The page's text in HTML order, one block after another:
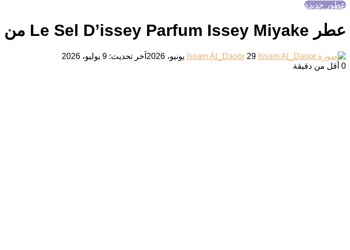
عطور جديدة
عطر Le Sel D’issey Parfum Issey Miyake من إيسي مياكي
Issam Al_Daoor
أرسل 29 يونيو، 2026
آخر تحديث: 9 يوليو، 2026
0 أقل من دقيقة